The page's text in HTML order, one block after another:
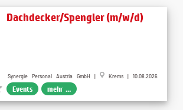
Dachdecker/Spengler (m/w/d)
Synergie Personal Austria GmbH | Krems | 10.08.2026
Events mehr ...